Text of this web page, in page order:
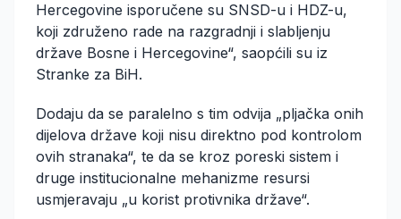
Hercegovine isporučene su SNSD-u i HDZ-u,
koji združeno rade na razgradnji i slabljenju
države Bosne i Hercegovine“, saopćili su iz
Stranke za BiH.
Dodaju da se paralelno s tim odvija „pljačka onih
dijelova države koji nisu direktno pod kontrolom
ovih stranaka“, te da se kroz poreski sistem i
druge institucionalne mehanizme resursi
usmjeravaju „u korist protivnika države“.